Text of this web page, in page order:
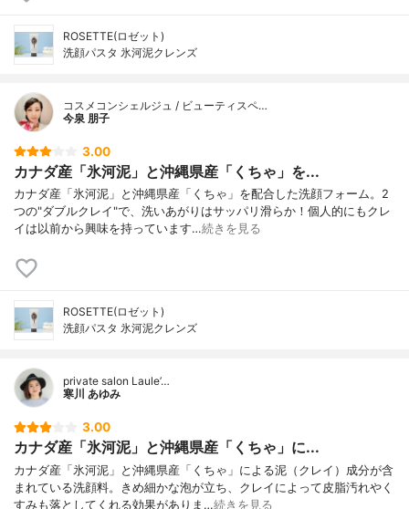
ROSETTE(ロゼット)
洗顔パスタ 氷河泥クレンズ
コスメコンシェルジュ / ビューティスペ…
今泉 朋子
3.00
カナダ産「氷河泥」と沖縄県産「くちゃ」を...
カナダ産「氷河泥」と沖縄県産「くちゃ」を配合した洗顔フォーム。2
つの"ダブルクレイ"で、洗いあがりはサッパリ滑らか！個人的にもクレ
イは以前から興味を持っています…続きを見る
ROSETTE(ロゼット)
洗顔パスタ 氷河泥クレンズ
private salon Laule’…
寒川 あゆみ
3.00
カナダ産「氷河泥」と沖縄県産「くちゃ」に...
カナダ産「氷河泥」と沖縄県産「くちゃ」による泥（クレイ）成分が含
まれている洗顔料。きめ細かな泡が立ち、クレイによって皮脂汚れやく
すみも落としてくれる効果がありま…続きを見る